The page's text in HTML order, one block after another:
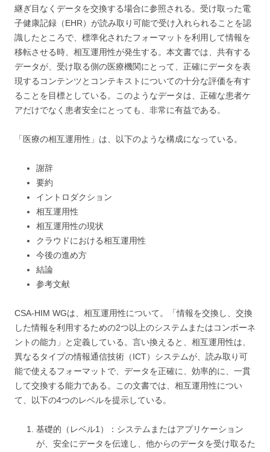
継ぎ目なくデータを交換する場合に参照される。受け取った電
子健康記録（EHR）が読み取り可能で受け入れられることを認
識したところで、標準化されたフォーマットを利用して情報を
移転させる時、相互運用性が発生する。本文書では、共有する
データが、受け取る側の医療機関にとって、正確にデータを表
現するコンテンツとコンテキストについての十分な評価を有す
ることを目標としている。このようなデータは、正確な患者ケ
アだけでなく患者安全にとっても、非常に有益である。
「医療の相互運用性」は、以下のような構成になっている。
謝辞
要約
イントロダクション
相互運用性
相互運用性の現状
クラウドにおける相互運用性
今後の進め方
結論
参考文献
CSA-HIM WGは、相互運用性について。「情報を交換し、交換
した情報を利用するための2つ以上のシステムまたはコンポーネ
ントの能力」と定義している。言い換えると、相互運用性は、
異なるタイプの情報通信技術（ICT）システムが、読み取り可
能で使えるフォーマットで、データを正確に、効率的に、一貫
して交換する能力である。この文書では、相互運用性につい
て、以下の4つのレベルを提示している。
基礎的（レベル1）：システムまたはアプリケーション
が、安全にデータを伝達し、他からのデータを受け取るた